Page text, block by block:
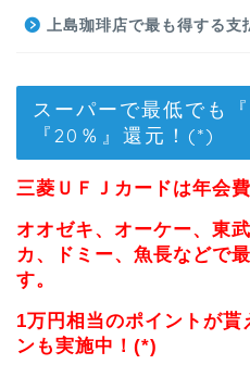
上島珈琲店で最も得する支
スーパーで最低でも
『20％』還元！(*)
三菱ＵＦＪカードは年会費
オオゼキ、オーケー、東
カ、ドミー、魚長などで
す。
1万円相当のポイントが
ンも実施中！(*)